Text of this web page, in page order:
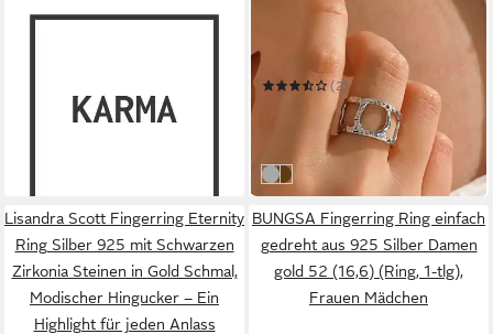
KARMA
Fingerring Damenring
Statement Ring Gold od.
Silber Edelstahl
(2)
UVP24,90 €
in 4-5 Werktagen bei dir
Silber
Gold
Lisandra Scott Fingerring Eternity
Ring Silber 925 mit Schwarzen
Zirkonia Steinen in Gold Schmal,
Modischer Hingucker – Ein
Highlight für jeden Anlass
BUNGSA Fingerring Ring einfach
gedreht aus 925 Silber Damen
gold 52 (16,6) (Ring, 1-tlg),
Frauen Mädchen